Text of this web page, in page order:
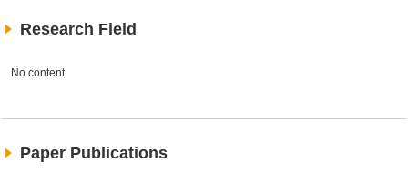
Research Field
No content
Paper Publications